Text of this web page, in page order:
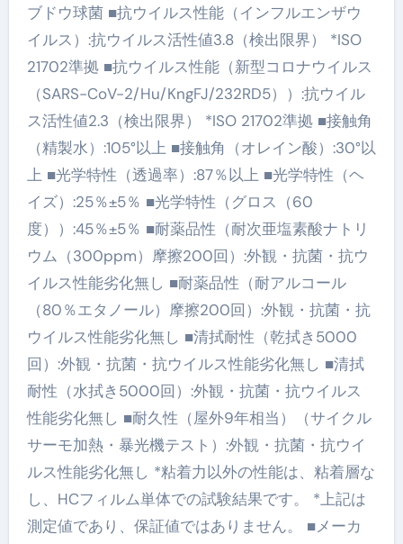
ブドウ球菌 ■抗ウイルス性能（インフルエンザウ
イルス）:抗ウイルス活性値3.8（検出限界） *ISO
21702準拠 ■抗ウイルス性能（新型コロナウイルス
（SARS-CoV-2/Hu/KngFJ/232RD5））:抗ウイル
ス活性値2.3（検出限界） *ISO 21702準拠 ■接触角
（精製水）:105°以上 ■接触角（オレイン酸）:30°以
上 ■光学特性（透過率）:87％以上 ■光学特性（ヘ
イズ）:25％±5％ ■光学特性（グロス（60
度））:45％±5％ ■耐薬品性（耐次亜塩素酸ナトリ
ウム（300ppm）摩擦200回）:外観・抗菌・抗ウ
イルス性能劣化無し ■耐薬品性（耐アルコール
（80％エタノール）摩擦200回）:外観・抗菌・抗
ウイルス性能劣化無し ■清拭耐性（乾拭き5000
回）:外観・抗菌・抗ウイルス性能劣化無し ■清拭
耐性（水拭き5000回）:外観・抗菌・抗ウイルス
性能劣化無し ■耐久性（屋外9年相当）（サイクル
サーモ加熱・暴光機テスト）:外観・抗菌・抗ウイ
ルス性能劣化無し *粘着力以外の性能は、粘着層な
し、HCフィルム単体での試験結果です。 *上記は
測定値であり、保証値ではありません。 ■メーカ